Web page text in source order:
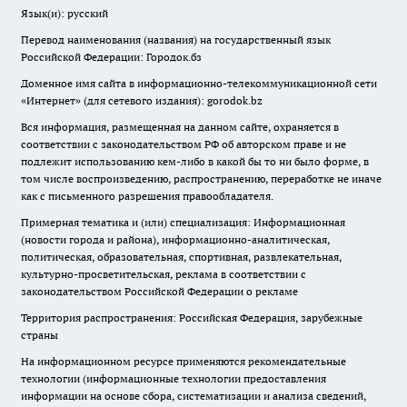
Язык(и): русский
Перевод наименования (названия) на государственный язык
Российской Федерации: Городок.бз
Доменное имя сайта в информационно-телекоммуникационной сети
«Интернет» (для сетевого издания): gorodok.bz
Вся информация, размещенная на данном сайте, охраняется в
соответствии с законодательством РФ об авторском праве и не
подлежит использованию кем-либо в какой бы то ни было форме, в
том числе воспроизведению, распространению, переработке не иначе
как с письменного разрешения правообладателя.
Примерная тематика и (или) специализация: Информационная
(новости города и района), информационно-аналитическая,
политическая, образовательная, спортивная, развлекательная,
культурно-просветительская, реклама в соответствии с
законодательством Российской Федерации о рекламе
Территория распространения: Российская Федерация, зарубежные
страны
На информационном ресурсе применяются рекомендательные
технологии (информационные технологии предоставления
информации на основе сбора, систематизации и анализа сведений,